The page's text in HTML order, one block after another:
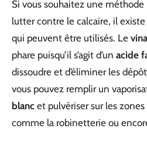
Si vous souhaitez une
lutter contre le calcaire, il existe
qui peuvent être utilisés. Le
phare puisqu’il s’agit d’un acide
dissoudre et d’éliminer les
vous pouvez remplir un
blanc et pulvériser sur les
comme la robinetterie ou